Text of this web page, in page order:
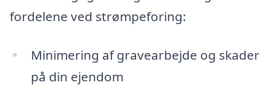
fordelene ved strømpeforing:
Minimering af gravearbejde og skader
på din ejendom